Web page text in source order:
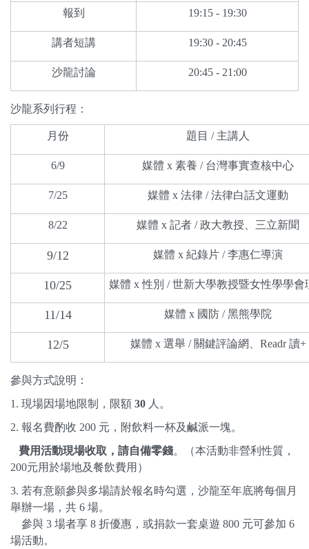
報到 19:15 - 19:30
講者短講 19:30 - 20:45
沙龍討論 20:45 - 21:00
沙龍系列行程：
月份 題目 / 主講人
6/9 媒體 x 素養 / 台灣事實查核中心
7/25 媒體 x 法律 / 法律白話文運動
8/22 媒體 x 記者 / 政大教授、三立新聞
9/12 媒體 x 紀錄片 / 李惠仁導演
10/25 媒體 x 性別 / 世新大學教授暨女性學學會
11/14 媒體 x 國防 / 黑熊學院
12/5 媒體 x 選舉 / 關鍵評論網、Readr 讀+
參與方式說明：
1. 現場因場地限制，限額 30 人。
2. 報名費酌收 200 元，附飲料一杯及鹹派一塊。
費用活動現場收取，請自備零錢。（本活動非營利性質，
200元用於場地及餐飲費用）
3. 若有意願參與多場請於報名時勾選，沙龍至年底將每個月
舉辦一場，共 6 場。
參與 3 場者享 8 折優惠，或捐款一套桌遊 800 元可參加 6
場活動。